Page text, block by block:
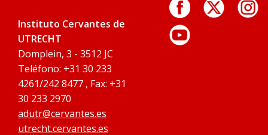
Instituto Cervantes de
UTRECHT
Domplein, 3 - 3512 JC
Teléfono: +31 30 233
4261/242 8477 , Fax: +31
30 233 2970
adutr@cervantes.es
utrecht.cervantes.es